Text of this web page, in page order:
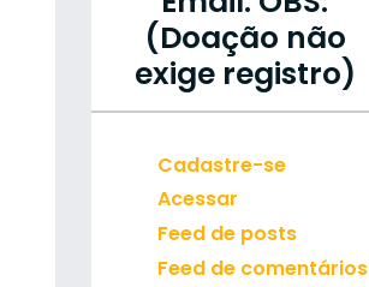
(Doação não
exige registro)
Cadastre-se
Acessar
Feed de posts
Feed de comentários